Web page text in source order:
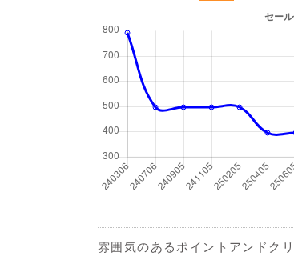
雰囲気のあるポイントアンドク